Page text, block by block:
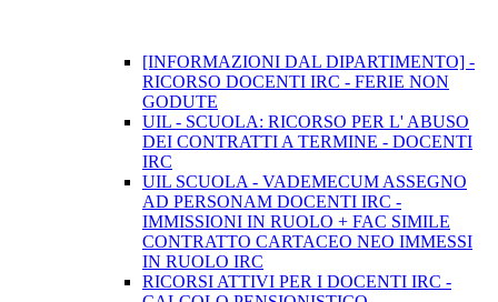
[INFORMAZIONI DAL DIPARTIMENTO] -
RICORSO DOCENTI IRC - FERIE NON
GODUTE
UIL - SCUOLA: RICORSO PER L' ABUSO
DEI CONTRATTI A TERMINE - DOCENTI
IRC
UIL SCUOLA - VADEMECUM ASSEGNO
AD PERSONAM DOCENTI IRC -
IMMISSIONI IN RUOLO + FAC SIMILE
CONTRATTO CARTACEO NEO IMMESSI
IN RUOLO IRC
RICORSI ATTIVI PER I DOCENTI IRC -